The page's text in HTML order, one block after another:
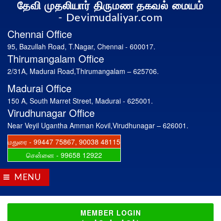
தேவி முதலியார் திருமண தகவல் மையம்
- Devimudaliyar.com
Chennai Office
95, Bazullah Road, T.Nagar, Chennai - 600017.
Thirumangalam Office
2/31A, Madurai Road,Thirumangalam – 625706.
Madurai Office
150 A, South Marret Street, Madurai - 625001.
Virudhunagar Office
Near Veyil Ugantha Amman Kovil,Virudhunagar – 626001.
மதுரை - 99447 75867, 90038 48115
சென்னை - 99658 12922
MENU
MEMBER LOGIN